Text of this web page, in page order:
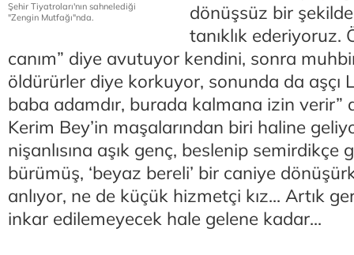
Şehir Tiyatroları'nın sahnelediği
"Zengin Mutfağı"nda.
dönüşsüz bir
tanıklık ederiyoruz.
canım” diye avutuyor kendini, sonra
öldürürler diye korkuyor, sonunda da aşçı
baba adamdır, burada kalmana izin verir”
Kerim Bey’in maşalarından biri haline
nişanlısına aşık genç, beslenip semirdikçe
bürümüş, ‘beyaz bereli’ bir caniye
anlıyor, ne de küçük hizmetçi kız... Artık
inkar edilemeyecek hale gelene kadar...